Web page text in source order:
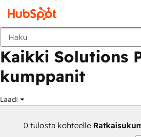
Takaisin
Kaikki Solutions
kumppanit
Laadi
0 tulosta kohteelle